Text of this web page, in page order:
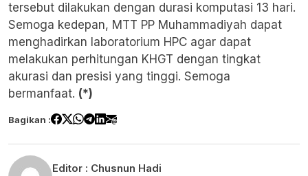
tersebut dilakukan dengan durasi komputasi 13 hari.
Semoga kedepan, MTT PP Muhammadiyah dapat
menghadirkan laboratorium HPC agar dapat
melakukan perhitungan KHGT dengan tingkat
akurasi dan presisi yang tinggi. Semoga
bermanfaat. (*)
Bagikan :
Editor : Chusnun Hadi